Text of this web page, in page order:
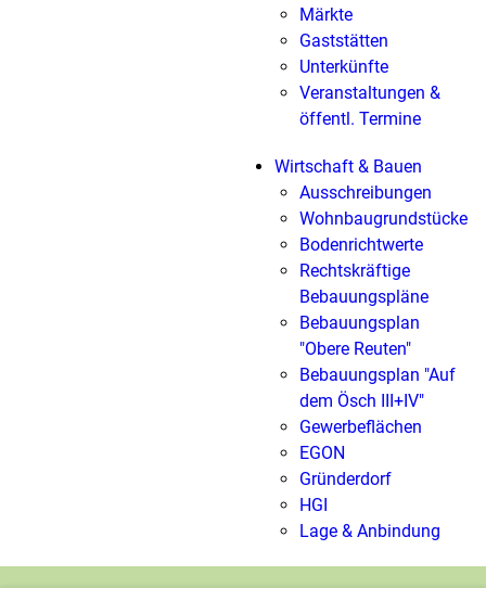
Märkte
Gaststätten
Unterkünfte
Veranstaltungen &
öffentl. Termine
Wirtschaft & Bauen
Ausschreibungen
Wohnbaugrundstücke
Bodenrichtwerte
Rechtskräftige
Bebauungspläne
Bebauungsplan
"Obere Reuten"
Bebauungsplan "Auf
dem Ösch III+IV"
Gewerbeflächen
EGON
Gründerdorf
HGI
Lage & Anbindung